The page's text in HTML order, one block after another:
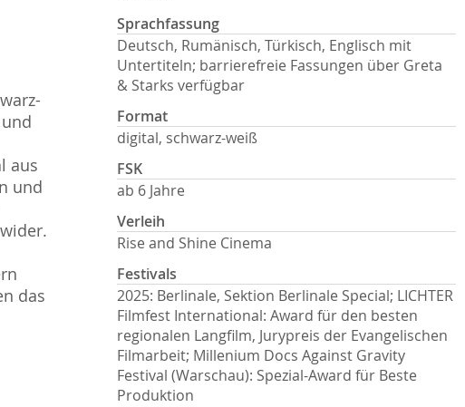
aus
und
das
Sprachfassung
Deutsch, Rumänisch, Türkisch, Englisch mit
Untertiteln; barrierefreie Fassungen über Greta
& Starks verfügbar
Format
digital, schwarz-weiß
FSK
ab 6 Jahre
Verleih
Rise and Shine Cinema
Festivals
2025: Berlinale, Sektion Berlinale Special; LICHTER
Filmfest International: Award für den besten
regionalen Langfilm, Jurypreis der Evangelischen
Filmarbeit; Millenium Docs Against Gravity
Festival (Warschau): Spezial-Award für Beste
Produktion